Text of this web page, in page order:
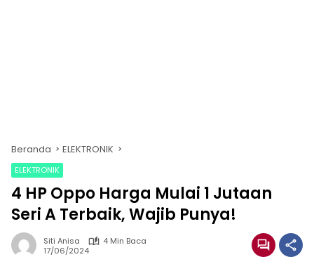
Beranda ELEKTRONIK
ELEKTRONIK
4 HP Oppo Harga Mulai 1 Jutaan
Seri A Terbaik, Wajib Punya!
Siti Anisa
4 Min Baca
17/06/2024